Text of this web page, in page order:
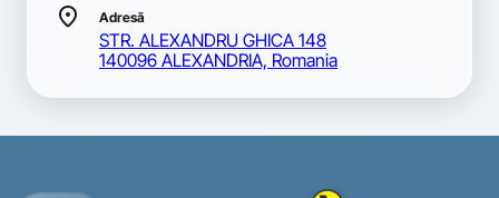
location_on Adresă
STR. ALEXANDRU GHICA 148
140096 ALEXANDRIA, Romania